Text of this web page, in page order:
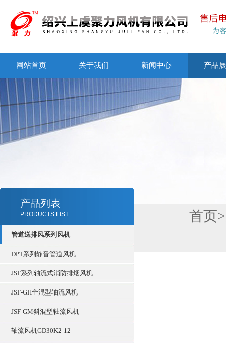
网站首页 关于我们 新闻中心 产品
产品列表
PRODUCTS LIST
管道送排风系列风机
DPT系列静音管道风机
JSF系列轴流式消防排烟风机
JSF-GH全混型轴流风机
JSF-GM斜混型轴流风机
轴流风机GD30K2-12
首页>